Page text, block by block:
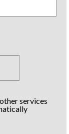
services